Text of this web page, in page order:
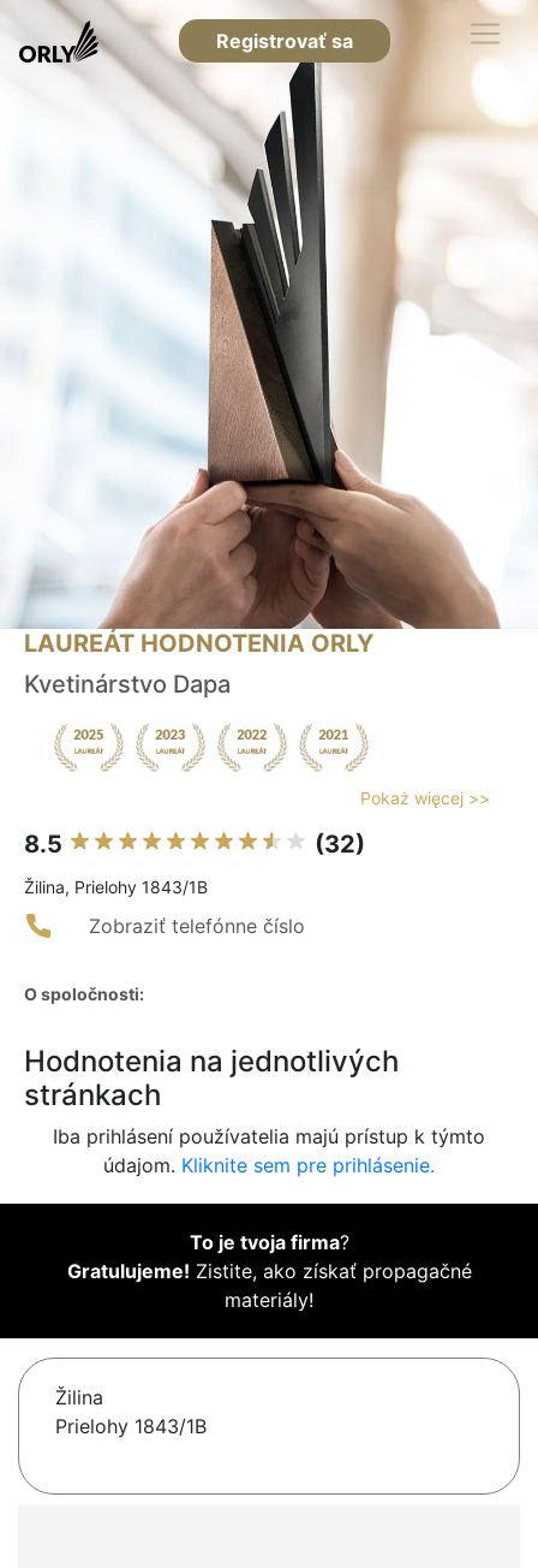
Registrovať sa
LAUREÁT HODNOTENIA ORLY
Kvetinárstvo Dapa
Pokaż więcej >>
8.5 (32)
Žilina, Prielohy 1843/1B
Zobraziť telefónne číslo
O spoločnosti:
Hodnotenia na jednotlivých
stránkach
Iba prihlásení používatelia majú prístup k týmto
údajom. Kliknite sem pre prihlásenie.
To je tvoja firma?
Gratulujeme! Zistite, ako získať propagačné
materiály!
Žilina
Prielohy 1843/1B